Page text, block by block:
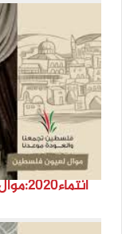
انتماء2020:موال لعيون فلسطين:يحيى عايش:الأردن